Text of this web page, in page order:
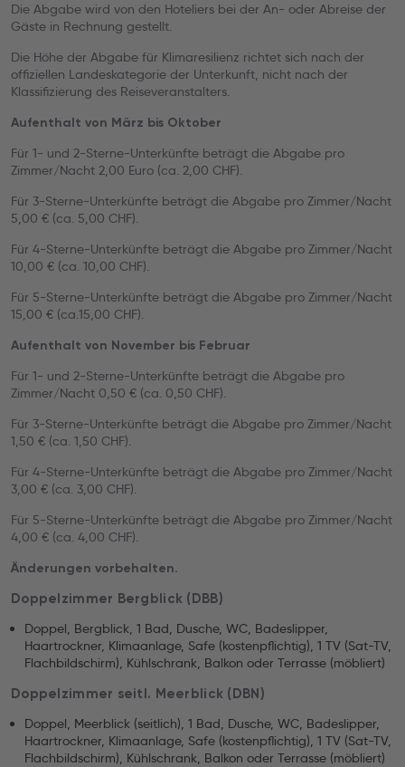
Die Abgabe wird von den Hoteliers bei der An- oder Abreise der
Gäste in Rechnung gestellt.
Die Höhe der Abgabe für Klimaresilienz richtet sich nach der
offiziellen Landeskategorie der Unterkunft, nicht nach der
Klassifizierung des Reiseveranstalters.
Aufenthalt von März bis Oktober
Für 1- und 2-Sterne-Unterkünfte beträgt die Abgabe pro
Zimmer/Nacht 2,00 Euro (ca. 2,00 CHF).
Für 3-Sterne-Unterkünfte beträgt die Abgabe pro Zimmer/Nacht
5,00 € (ca. 5,00 CHF).
Für 4-Sterne-Unterkünfte beträgt die Abgabe pro Zimmer/Nacht
10,00 € (ca. 10,00 CHF).
Für 5-Sterne-Unterkünfte beträgt die Abgabe pro Zimmer/Nacht
15,00 € (ca.15,00 CHF).
Aufenthalt von November bis Februar
Für 1- und 2-Sterne-Unterkünfte beträgt die Abgabe pro
Zimmer/Nacht 0,50 € (ca. 0,50 CHF).
Für 3-Sterne-Unterkünfte beträgt die Abgabe pro Zimmer/Nacht
1,50 € (ca. 1,50 CHF).
Für 4-Sterne-Unterkünfte beträgt die Abgabe pro Zimmer/Nacht
3,00 € (ca. 3,00 CHF).
Für 5-Sterne-Unterkünfte beträgt die Abgabe pro Zimmer/Nacht
4,00 € (ca. 4,00 CHF).
Änderungen vorbehalten.
Doppelzimmer Bergblick (DBB)
Doppel, Bergblick, 1 Bad, Dusche, WC, Badeslipper,
Haartrockner, Klimaanlage, Safe (kostenpflichtig), 1 TV (Sat-TV,
Flachbildschirm), Kühlschrank, Balkon oder Terrasse (möbliert)
Doppelzimmer seitl. Meerblick (DBN)
Doppel, Meerblick (seitlich), 1 Bad, Dusche, WC, Badeslipper,
Haartrockner, Klimaanlage, Safe (kostenpflichtig), 1 TV (Sat-TV,
Flachbildschirm), Kühlschrank, Balkon oder Terrasse (möbliert)